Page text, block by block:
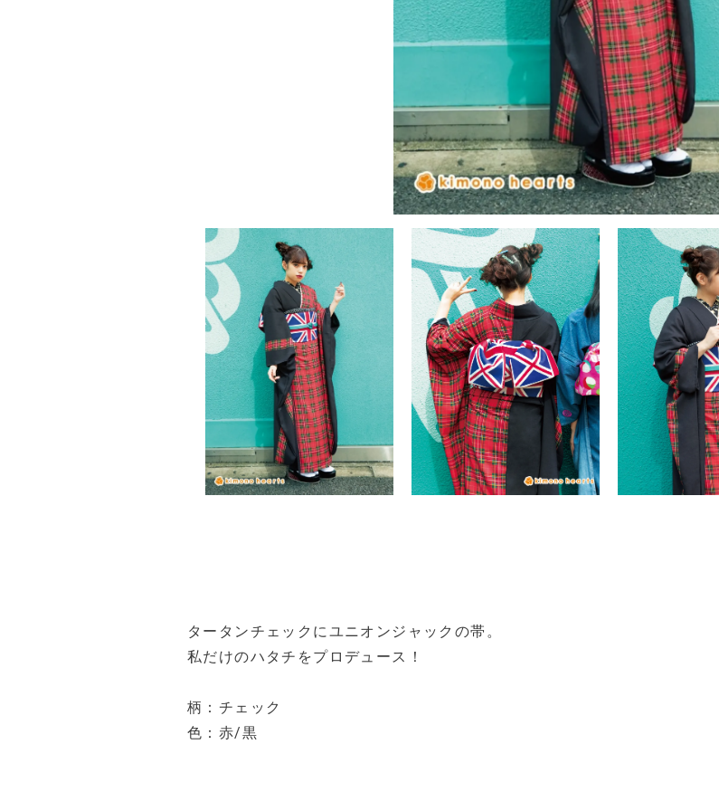
タータンチェックにユニオンジャックの帯。
私だけのハタチをプロデュース！
柄：チェック
色：赤/黒